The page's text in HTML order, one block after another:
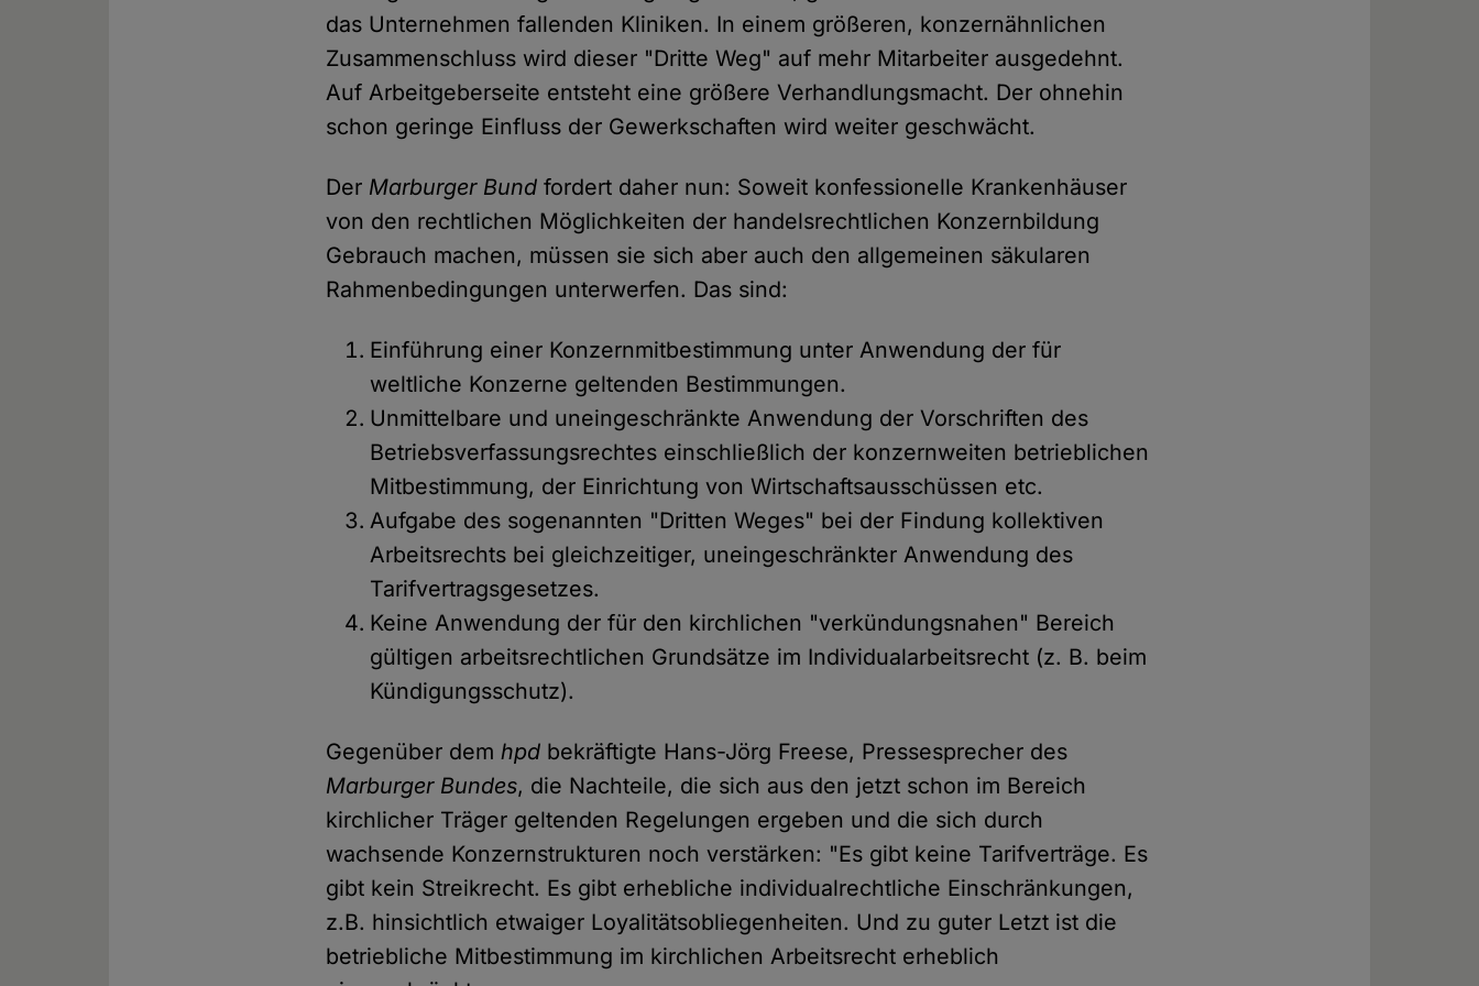
das Unternehmen fallenden Kliniken. In einem größeren, konzernähnlichen
Zusammenschluss wird dieser "Dritte Weg" auf mehr Mitarbeiter ausgedehnt.
Auf Arbeitgeberseite entsteht eine größere Verhandlungsmacht. Der ohnehin
schon geringe Einfluss der Gewerkschaften wird weiter geschwächt.
Der Marburger Bund fordert daher nun: Soweit konfessionelle Krankenhäuser
von den rechtlichen Möglichkeiten der handelsrechtlichen Konzernbildung
Gebrauch machen, müssen sie sich aber auch den allgemeinen säkularen
Rahmenbedingungen unterwerfen. Das sind:
Einführung einer Konzernmitbestimmung unter Anwendung der für
weltliche Konzerne geltenden Bestimmungen.
Unmittelbare und uneingeschränkte Anwendung der Vorschriften des
Betriebsverfassungsrechtes einschließlich der konzernweiten betrieblichen
Mitbestimmung, der Einrichtung von Wirtschaftsausschüssen etc.
Aufgabe des sogenannten "Dritten Weges" bei der Findung kollektiven
Arbeitsrechts bei gleichzeitiger, uneingeschränkter Anwendung des
Tarifvertragsgesetzes.
Keine Anwendung der für den kirchlichen "verkündungsnahen" Bereich
gültigen arbeitsrechtlichen Grundsätze im Individualarbeitsrecht (z. B. beim
Kündigungsschutz).
Gegenüber demhpd bekräftigte Hans-Jörg Freese, Pressesprecher des
Marburger Bundes, die Nachteile, die sich aus den jetzt schon im Bereich
kirchlicher Träger geltenden Regelungen ergeben und die sich durch
wachsende Konzernstrukturen noch verstärken: "Es gibt keine Tarifverträge. Es
gibt kein Streikrecht. Es gibt erhebliche individualrechtliche Einschränkungen,
z.B. hinsichtlich etwaiger Loyalitätsobliegenheiten. Und zu guter Letzt ist die
betriebliche Mitbestimmung im kirchlichen Arbeitsrecht erheblich